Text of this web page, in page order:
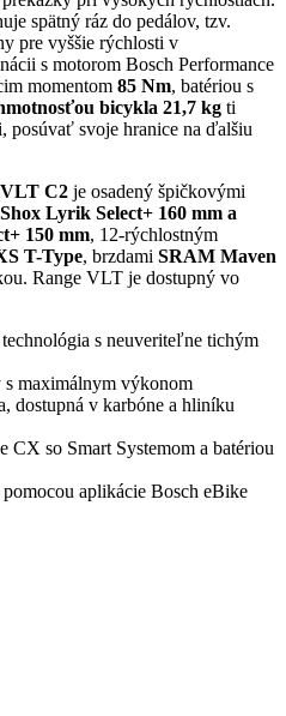
spätný ráz do pedálov, tzv.
pre vyššie rýchlosti v
s motorom Bosch Performance
momentom 85 Nm, batériou s
bicykla 21,7 kg ti
posúvať svoje hranice na ďalšiu
C2 je osadený špičkovými
Lyrik Select+ 160 mm a
150 mm, 12-rýchlostným
T-Type, brzdami SRAM Maven
Range VLT je dostupný vo
s neuveriteľne tichým
s maximálnym výkonom
dostupná v karbóne a hliníku
CX so Smart Systemom a batériou
pomocou aplikácie Bosch eBike